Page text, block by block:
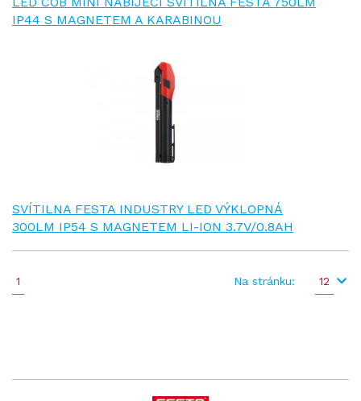
IP44 S MAGNETEM A KARABINOU
SVÍTILNA FESTA INDUSTRY LED VÝKLOPNÁ
300LM IP54 S MAGNETEM LI-ION 3.7V/0.8AH
1 Na stránku: 12